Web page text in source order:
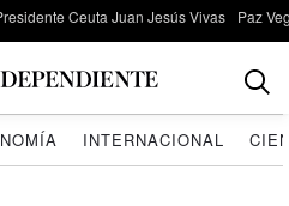
Ceuta Juan Jesús Vivas Paz
INTERNACIONAL